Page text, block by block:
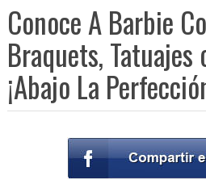
Conoce A Barbie
Braquets, Tatuajes
¡Abajo La